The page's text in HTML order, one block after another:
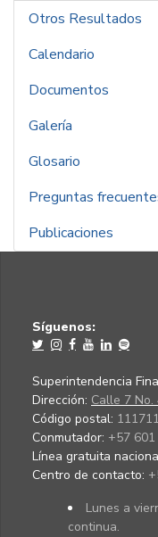
Otros Resultados
Calendario
Documentos
Galería
Glosario
Preguntas
Publicaciones
Síguenos:
Superintendencia
Dirección: Calle 7 No.
Código postal: 111711
Conmutador: +57
Línea gratuita
Centro de contacto:
Lunes a
continua.